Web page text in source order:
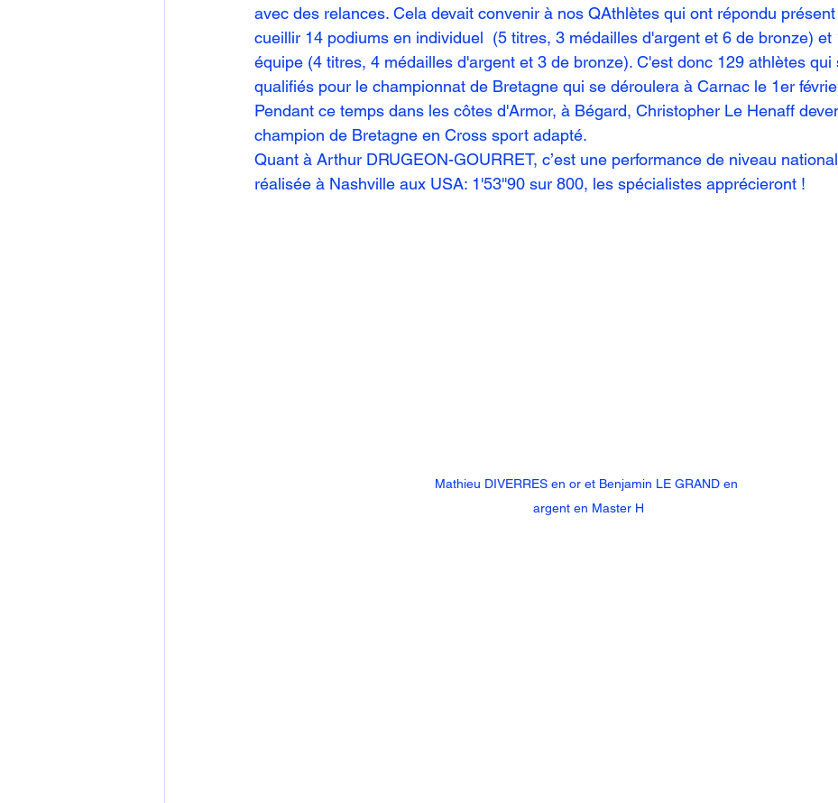
avec des relances. Cela devait convenir à nos QAthlètes qui ont répondu
cueillir 14 podiums en individuel  (5 titres, 3 médailles d'argent et 6 de bronze) et
équipe (4 titres, 4 médailles d'argent et 3 de bronze). C'est donc 129 athlètes qui
qualifiés pour le championnat de Bretagne qui se déroulera à Carnac le 1er
Pendant ce temps dans les côtes d'Armor, à Bégard, Christopher Le Henaff
champion de Bretagne en Cross sport adapté.
Quant à Arthur DRUGEON-GOURRET, c’est une performance de niveau
réalisée à Nashville aux USA: 1'53''90 sur 800, les spécialistes apprécieront !
Mathieu DIVERRES en or et Benjamin LE GRAND en
argent en Master H